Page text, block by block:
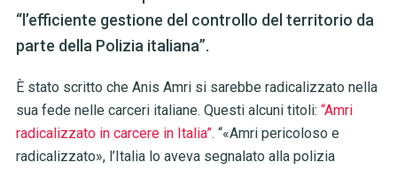
“l’efficiente gestione del controllo del territorio da
parte della Polizia italiana”.
È stato scritto che Anis Amri si sarebbe radicalizzato nella
sua fede nelle carceri italiane. Questi alcuni titoli: “Amri
radicalizzato in carcere in Italia”. “«Amri pericoloso e
radicalizzato», l’Italia lo aveva segnalato alla polizia